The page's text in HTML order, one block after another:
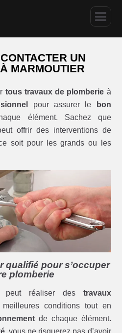
UN
MARMOUTIER
tous travaux de plomberie à
pour assurer le
bon
élément. Sachez que
offrir des interventions de
soit pour les grands ou les
qualifié pour s’occuper
plomberie
peut réaliser des travaux
conditions tout en
de chaque élément.